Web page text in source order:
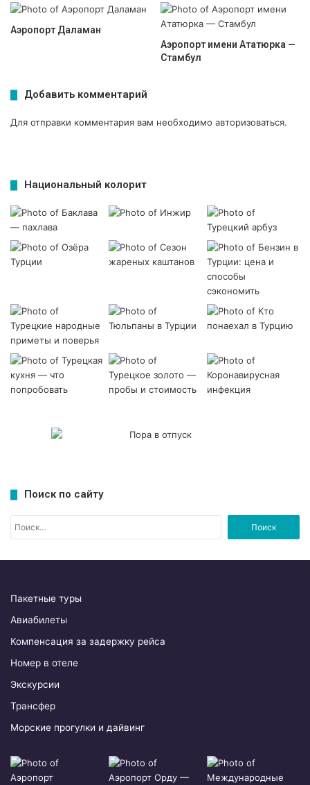
Аэропорт Даламан
Аэропорт имени Ататюрка —
Стамбул
Добавить комментарий
Для отправки комментария вам необходимо авторизоваться.
Национальный колорит
Поиск по сайту
Пакетные туры
Авиабилеты
Компенсация за задержку рейса
Номер в отеле
Экскурсии
Трансфер
Морские прогулки и дайвинг